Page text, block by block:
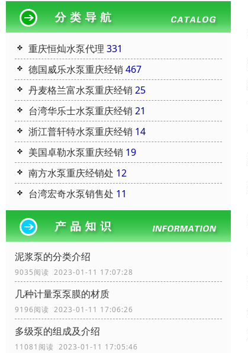
重庆恒灿水泵代理 331
德国威乐水泵重庆经销 467
丹麦格兰富水泵重庆经销 25
台湾华乐士水泵重庆经销 21
浙江普轩特水泵重庆经销 14
美国卓勒水泵重庆经销 19
南方水泵重庆经销处 12
台湾宏奇水泵销售处 11
泥浆泵的分类介绍
9035阅读 2023-01-11 17:07:28
几种计量泵泵膜的材质
9196阅读 2023-01-11 17:06:26
多级泵的组成及介绍
11081阅读 2023-01-11 17:05:46